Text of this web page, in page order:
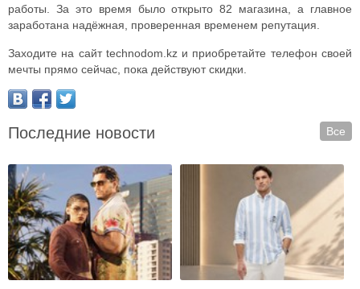
работы. За это время было открыто 82 магазина, а главное
заработана надёжная, проверенная временем репутация.
Заходите на сайт technodom.kz и приобретайте телефон своей
мечты прямо сейчас, пока действуют скидки.
Все
Последние новости